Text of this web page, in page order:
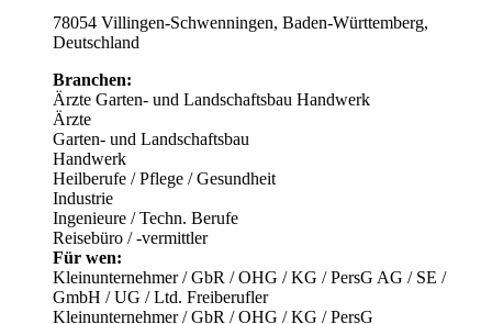
78054 Villingen-Schwenningen, Baden-Württemberg,
Deutschland
Branchen:
Ärzte Garten- und Landschaftsbau Handwerk
Ärzte
Garten- und Landschaftsbau
Handwerk
Heilberufe / Pflege / Gesundheit
Industrie
Ingenieure / Techn. Berufe
Reisebüro / -vermittler
Für wen:
Kleinunternehmer / GbR / OHG / KG / PersG AG / SE /
GmbH / UG / Ltd. Freiberufler
Kleinunternehmer / GbR / OHG / KG / PersG